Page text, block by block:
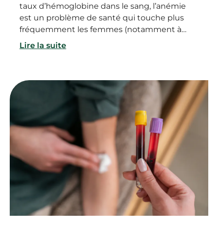
taux d’hémoglobine dans le sang, l’anémie
est un problème de santé qui touche plus
fréquemment les femmes (notamment à
cause de leurs règles), ou les personnes ayant
des globules rouges dans le sang ? Quels
sont les dangers de l'anémie et comment la
traiter rapidement ?
Lire la suite